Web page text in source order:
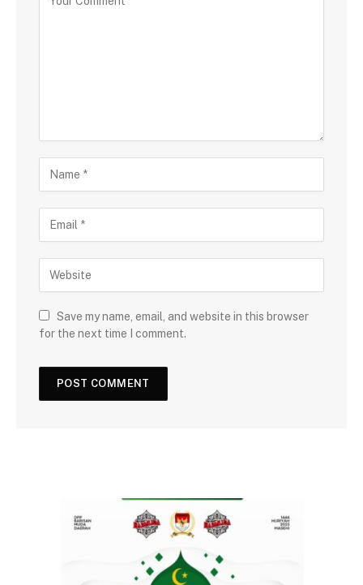
Save my name, email, and website in this browser
for the next time I comment.